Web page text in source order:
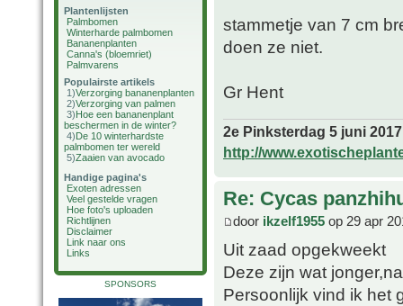
Plantenlijsten
Palmbomen
Winterharde palmbomen
Bananenplanten
Canna's (bloemriet)
Palmvarens
Populairste artikels
1)Verzorging bananenplanten
2)Verzorging van palmen
3)Hoe een bananenplant
beschermen in de winter?
4)De 10 winterhardste
palmbomen ter wereld
5)Zaaien van avocado
Handige pagina's
Exoten adressen
Veel gestelde vragen
Hoe foto's uploaden
Richtlijnen
Disclaimer
Link naar ons
Links
SPONSORS
stammetje van 7 cm
doen ze niet.
Gr Hent
2e Pinksterdag 5 juni
http://
Re: Cycas
door ikzelf1955 op 29 apr
Uit zaad opgekweekt
Deze zijn wat
Persoonlijk vind ik het